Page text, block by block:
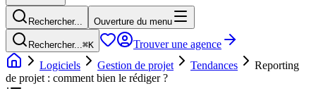
Rechercher... Ouverture du menu
Rechercher...⌘K
Trouver une agence
Logiciels
Gestion de projet Tendances
Reporting
de projet : comment bien le rédiger ?